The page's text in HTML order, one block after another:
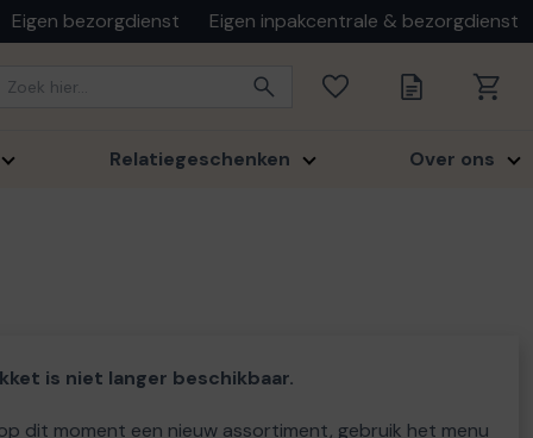
Eigen bezorgdienst Eigen inpakcentrale & bezorgdienst
Relatiegeschenken Over ons
is niet langer beschikbaar.
dit moment een nieuw assortiment, gebruik het menu